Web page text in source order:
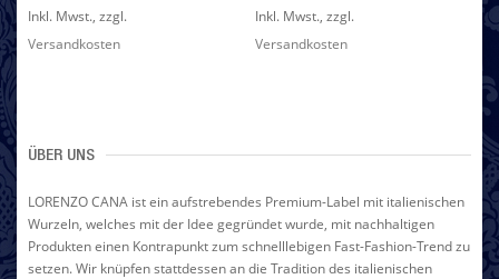
Inkl. Mwst., zzgl.
Versandkosten
Inkl. Mwst., zzgl.
Versandkosten
ÜBER UNS
LORENZO CANA ist ein aufstrebendes Premium-Label mit italienischen
Wurzeln, welches mit der Idee gegründet wurde, mit nachhaltigen
Produkten einen Kontrapunkt zum schnelllebigen Fast-Fashion-Trend zu
setzen. Wir knüpfen stattdessen an die Tradition des italienischen